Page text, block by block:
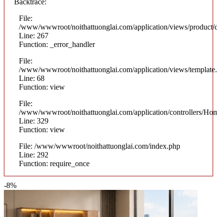
Backtrace:
File:
/www/wwwroot/noithattuonglai.com/application/views/product/
Line: 267
Function: _error_handler
File:
/www/wwwroot/noithattuonglai.com/application/views/
Line: 68
Function: view
File:
/www/wwwroot/noithattuonglai.com/application/controllers/
Line: 329
Function: view
File: /www/wwwroot/noithattuonglai.com/index.php
Line: 292
Function: require_once
-8%